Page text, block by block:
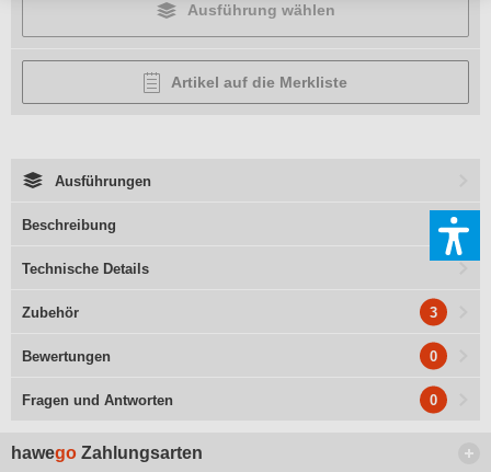
Ausführung wählen
Artikel auf die Merkliste
Ausführungen
Beschreibung
Technische Details
Zubehör 3
Bewertungen 0
Fragen und Antworten 0
hawego Zahlungsarten